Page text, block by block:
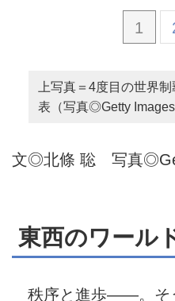
1
上写真＝4度目の世界
表（写真◎Getty Images
文◎北條 聡 写真
東西のワール
秩序と進歩――。そ